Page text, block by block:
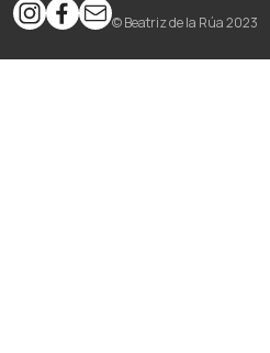
© Beatriz de la Rúa 2023